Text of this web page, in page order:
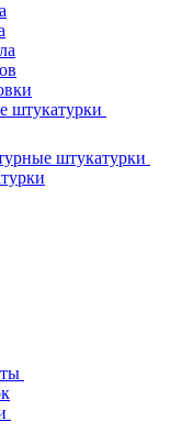
штукатурки
штукатурки